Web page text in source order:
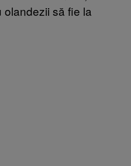
olandezii să fie la